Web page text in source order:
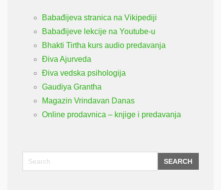
Babađijeva stranica na Vikipediji
Babađijeve lekcije na Youtube-u
Bhakti Tirtha kurs audio predavanja
Điva Ajurveda
Điva vedska psihologija
Gaudiya Grantha
Magazin Vrindavan Danas
Online prodavnica – knjige i predavanja
SEARCH